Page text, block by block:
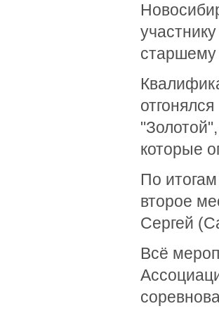
старшему
которые
По
второе
Сергей
Всё